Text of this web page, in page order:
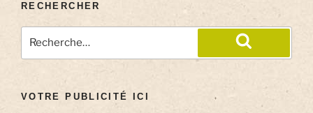
RECHERCHER
VOTRE PUBLICITÉ ICI